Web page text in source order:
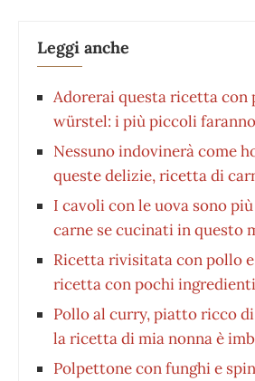
Leggi anche
Adorerai questa ricetta con
würstel: i più piccoli
Nessuno indovinerà come
queste delizie, ricetta di
I cavoli con le uova sono
carne se cucinati in questo
Ricetta rivisitata con pollo
ricetta con pochi
Pollo al curry, piatto ricco
la ricetta di mia nonna è
Polpettone con funghi e